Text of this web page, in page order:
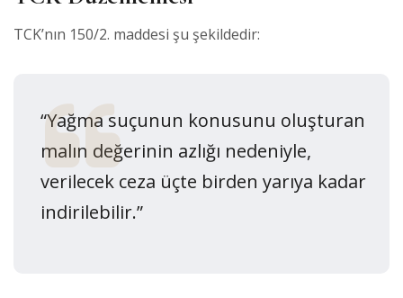
TCK’nın 150/2. maddesi şu şekildedir:
“Yağma suçunun konusunu oluşturan
malın değerinin azlığı nedeniyle,
verilecek ceza üçte birden yarıya kadar
indirilebilir.”